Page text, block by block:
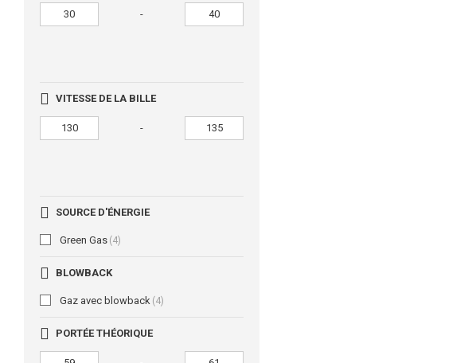
-
VITESSE DE LA BILLE
-
SOURCE D'ÉNERGIE
Green Gas (4)
BLOWBACK
Gaz avec blowback (4)
PORTÉE THÉORIQUE